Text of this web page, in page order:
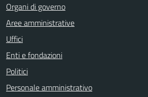
Organi di governo
Aree amministrative
Uffici
Enti e fondazioni
Politici
Personale amministrativo